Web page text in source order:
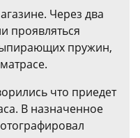
Через два
проявляться
пружин,
что приедет
В назначенное